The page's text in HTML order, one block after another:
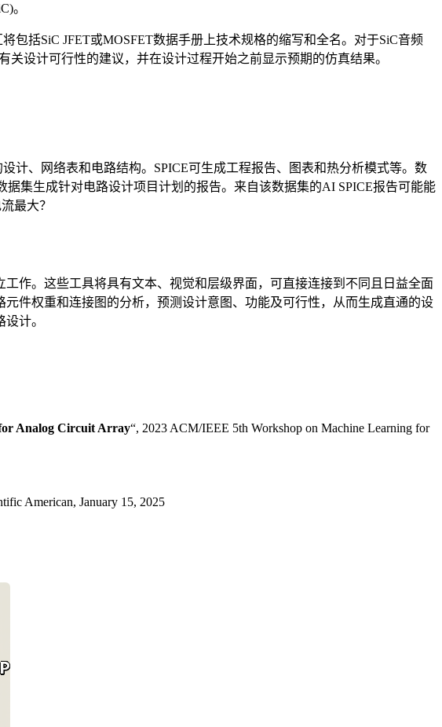
。
括SiC JFET或MOSFET数据手册上技术规格的缩写和全名。对于SiC音频
设计可行性的建议，并在设计过程开始之前显示预期的仿真结果。
计、网络表和电路结构。SPICE可生成工程报告、图表和热分析模式等。数
集生成针对电路设计项目计划的报告。来自该数据集的AI SPICE报告可能能
最大？
作。这些工具将具有文本、视觉和层级界面，可直接连接到不同且日益全面
件权重和连接图的分析，预测设计意图、功能及可行性，从而生成直通的设
计。
Analog Circuit Array“, 2023 ACM/IEEE 5th Workshop on Machine Learning for
American, January 15, 2025